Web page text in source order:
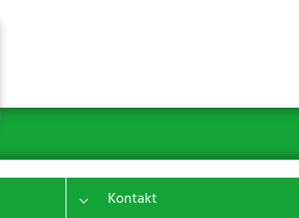
Submenu for "Leistungen"
Kontakt